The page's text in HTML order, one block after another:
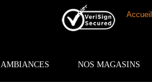
Accueil
AMBIANCES NOS MAGASINS